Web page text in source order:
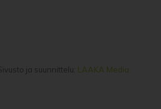
ja suunnittelu: LAAKA Media